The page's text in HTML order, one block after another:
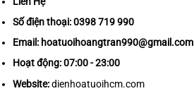
Số điện thoại:0398 719 990
Email: hoatuoihoangtran990@gmail.com
Hoạt động: 07:00 - 23:00
Website: dienhoatuoihcm.com